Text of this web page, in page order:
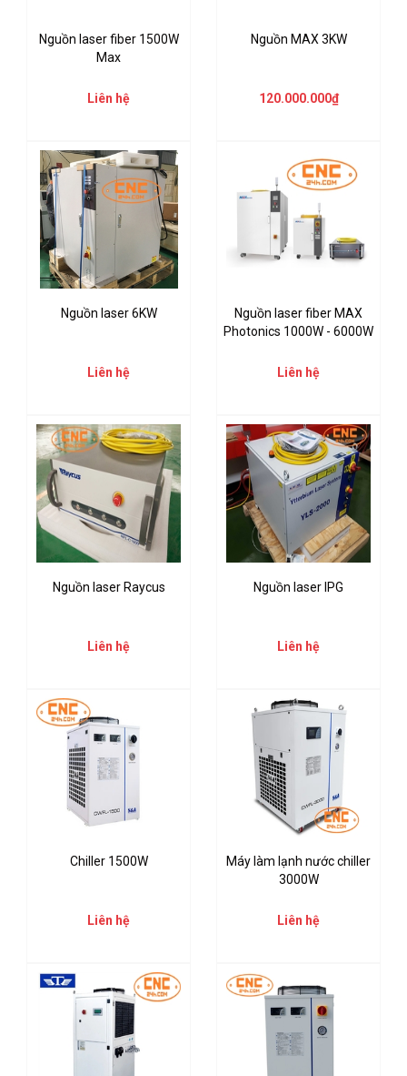
Nguồn laser fiber 1500W
Max
Liên hệ
Nguồn MAX 3KW
120.000.000₫
Nguồn laser 6KW
Liên hệ
Nguồn laser fiber MAX
Photonics 1000W - 6000W
Liên hệ
Nguồn laser Raycus
Liên hệ
Nguồn laser IPG
Liên hệ
Chiller 1500W
Liên hệ
Máy làm lạnh nước chiller
3000W
Liên hệ